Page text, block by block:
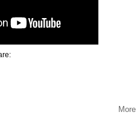
More